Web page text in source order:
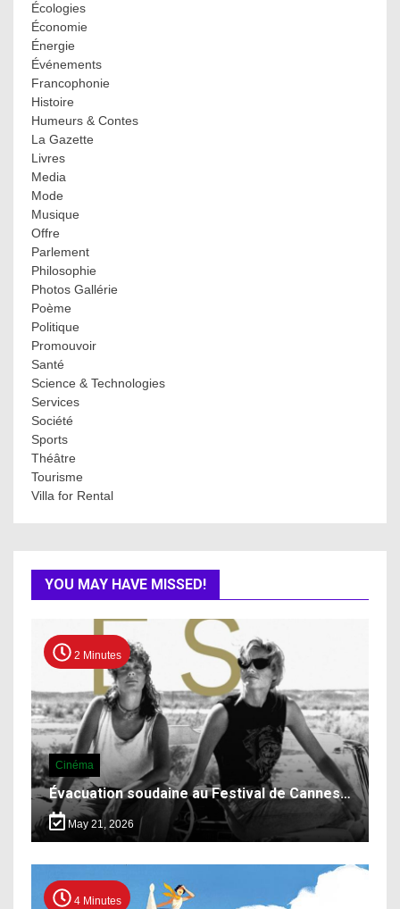
Écologies
Économie
Énergie
Événements
Francophonie
Histoire
Humeurs & Contes
La Gazette
Livres
Media
Mode
Musique
Offre
Parlement
Philosophie
Photos Gallérie
Poème
Politique
Promouvoir
Santé
Science & Technologies
Services
Société
Sports
Théâtre
Tourisme
Villa for Rental
YOU MAY HAVE MISSED!
2 Minutes
Cinéma
Évacuation soudaine au Festival de Cannes…
May 21, 2026
4 Minutes